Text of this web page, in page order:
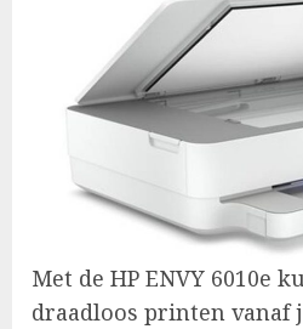
Met de HP ENVY 6010e
draadloos printen vanaf